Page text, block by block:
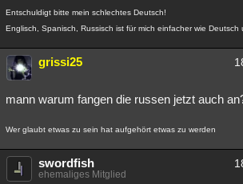
Entschuldigt bitte mein schlechtes Deutsch!
Englisch, Spanisch, Russisch ist für mich einfacher wie Deutsch
grissi25
mann warum fangen die russen jetzt auch
Wer glaubt etwas zu sein hat aufgehört etwas zu werden
swordfish
ehemaliges Mitglied